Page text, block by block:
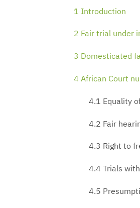
1 Introduction
2 Fair trial under
3 Domesticated
4 African Court
4.1 Equality
4.2 Fair
4.3 Right to
4.4 Trials
4.5